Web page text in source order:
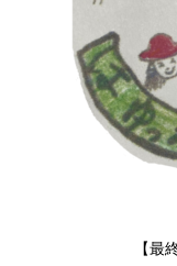
【最